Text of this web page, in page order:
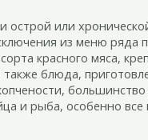
острой или
из меню ряда
красного мяса,
блюда,
и рыба, особенно все